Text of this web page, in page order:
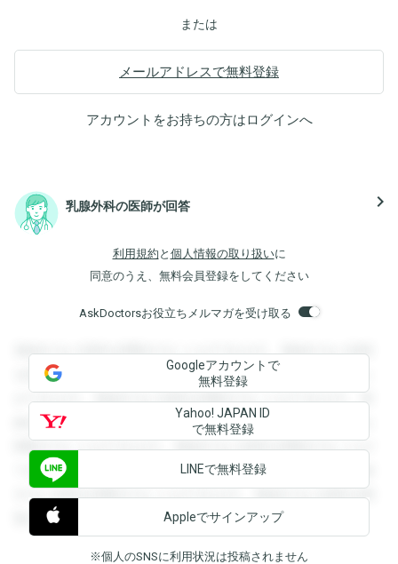
または
メールアドレスで無料登録
アカウントをお持ちの方はログインへ
乳腺外科の医師が回答 navigate_next
利用規約 と 個人情報の取り扱いに
同意のうえ、無料会員登録をしてください
AskDoctorsお役立ちメルマガを受け取る
登録すると回答を閲覧することができます。登録すると回答
を閲覧することができます。登録すると回答を閲覧すること
ができます。登録すると回答を閲覧することができます。登
録すると回答を閲覧することができます。登録すると回答を
閲覧することができます。登録すると回答を閲覧することが
できます。登録すると回答を閲覧することができます。登録
すると回答を閲覧することができます。登録すると回答を閲
覧することができます。
Googleアカウントで
無料登録
Yahoo! JAPAN ID
で無料登録
LINEで無料登録
Appleでサインアップ
※個人のSNSに利用状況は投稿されません